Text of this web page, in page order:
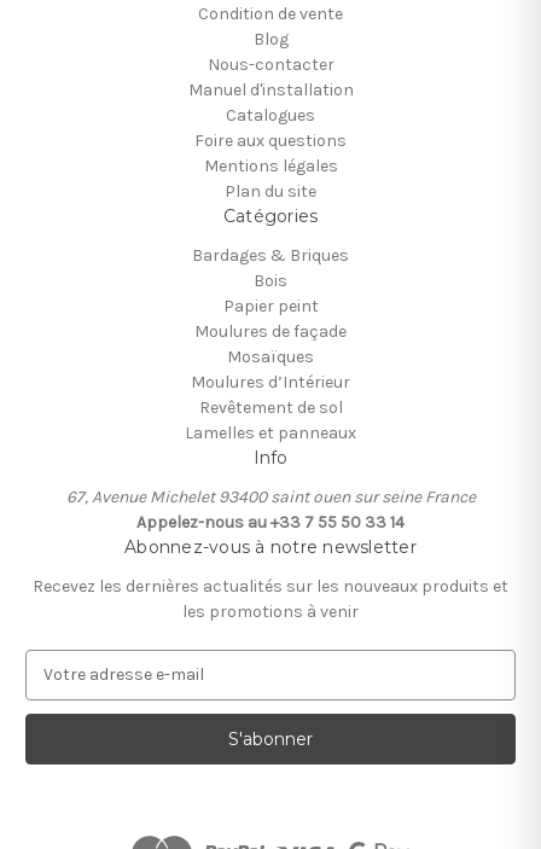
Condition de vente
Blog
Nous-contacter
Manuel d'installation
Catalogues
Foire aux questions
Mentions légales
Plan du site
Catégories
Bardages & Briques
Bois
Papier peint
Moulures de façade
Mosaïques
Moulures d’Intérieur
Revêtement de sol
Lamelles et panneaux
Info
67, Avenue Michelet 93400 saint ouen sur seine France
Appelez-nous au +33 7 55 50 33 14
Abonnez-vous à notre newsletter
Recevez les dernières actualités sur les nouveaux produits et
les promotions à venir
r
s